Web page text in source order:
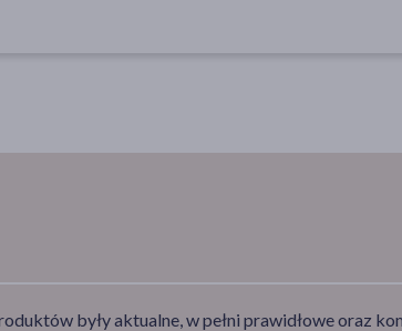
były aktualne, w pełni prawidłowe oraz